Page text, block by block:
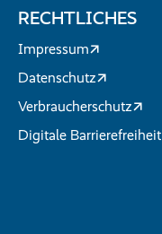
RECHTLICHES
Impressum
Datenschutz
Verbraucherschutz
Digitale Barrierefreiheit